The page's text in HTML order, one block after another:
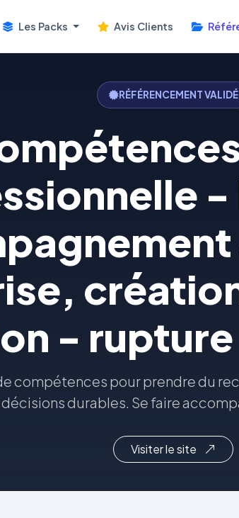
Les Packs Avis Clients
RÉFÉRENCEMENT VALIDÉ
-
-
compétences pour prendre du
durables. Se faire
Visiter le site